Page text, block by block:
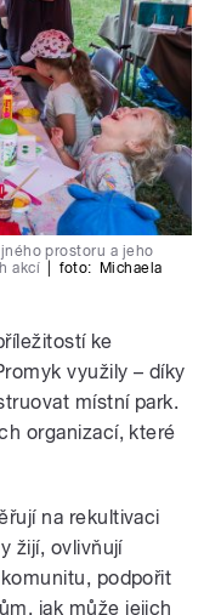
prostoru a jeho
akcí
foto:
Michaela
ke
využily – díky
místní park.
organizací, které
na rekultivaci
žijí, ovlivňují
podpořit
jak může jejich